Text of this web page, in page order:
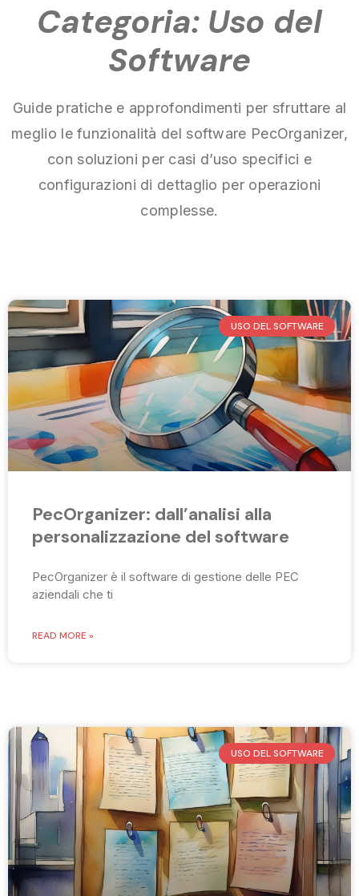
Categoria: Uso del
Software
Guide pratiche e approfondimenti per sfruttare al
meglio le funzionalità del software PecOrganizer,
con soluzioni per casi d’uso specifici e
configurazioni di dettaglio per operazioni
complesse.
USO DEL SOFTWARE
PecOrganizer: dall’analisi alla
personalizzazione del software
PecOrganizer è il software di gestione delle PEC
aziendali che ti
READ MORE »
USO DEL SOFTWARE